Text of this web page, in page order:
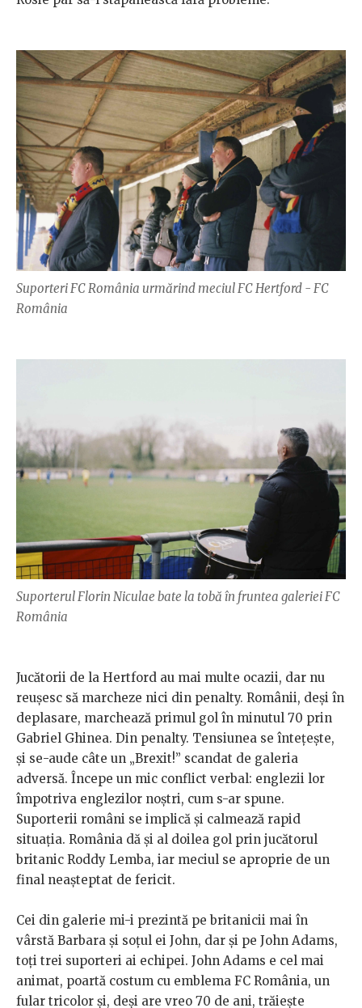
Suporteri FC România urmărind meciul FC Hertford - FC
România
Suporterul Florin Niculae bate la tobă în fruntea galeriei FC
România
Jucătorii de la Hertford au mai multe ocazii, dar nu
reușesc să marcheze nici din penalty. Românii, deși în
deplasare, marchează primul gol în minutul 70 prin
Gabriel Ghinea. Din penalty. Tensiunea se întețește,
și se-aude câte un „Brexit!” scandat de galeria
adversă. Începe un mic conflict verbal: englezii lor
împotriva englezilor noștri, cum s-ar spune.
Suporterii români se implică și calmează rapid
situația. România dă și al doilea gol prin jucătorul
britanic Roddy Lemba, iar meciul se aproprie de un
final neașteptat de fericit.
Cei din galerie mi-i prezintă pe britanicii mai în
vârstă Barbara și soțul ei John, dar și pe John Adams,
toți trei suporteri ai echipei. John Adams e cel mai
animat, poartă costum cu emblema FC România, un
fular tricolor și, deși are vreo 70 de ani, trăiește